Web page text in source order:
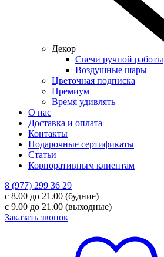
Декор
Свечи ручной работы
Воздушные шары
Цветочная подписка
Премиум
Время удивлять
О нас
Доставка и оплата
Контакты
Подарочные сертификаты
Статьи
Корпоративным клиентам
8 (977) 299 36 29
с 8.00 до 21.00 (будние)
с 9.00 до 21.00 (выходные)
Заказать звонок